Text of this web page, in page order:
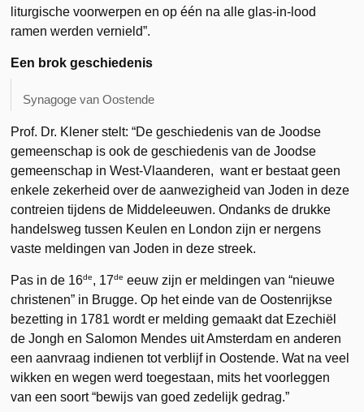
liturgische voorwerpen en op één na alle glas-in-lood
ramen werden vernield”.
Een brok geschiedenis
Synagoge van Oostende
Prof. Dr. Klener stelt: “De geschiedenis van de Joodse
gemeenschap is ook de geschiedenis van de Joodse
gemeenschap in West-Vlaanderen, want er bestaat geen
enkele zekerheid over de aanwezigheid van Joden in deze
contreien tijdens de Middeleeuwen. Ondanks de drukke
handelsweg tussen Keulen en London zijn er nergens
vaste meldingen van Joden in deze streek.
Pas in de 16de, 17de eeuw zijn er meldingen van “nieuwe
christenen” in Brugge. Op het einde van de Oostenrijkse
bezetting in 1781 wordt er melding gemaakt dat Ezechiël
de Jongh en Salomon Mendes uit Amsterdam en anderen
een aanvraag indienen tot verblijf in Oostende. Wat na veel
wikken en wegen werd toegestaan, mits het voorleggen
van een soort “bewijs van goed zedelijk gedrag.”